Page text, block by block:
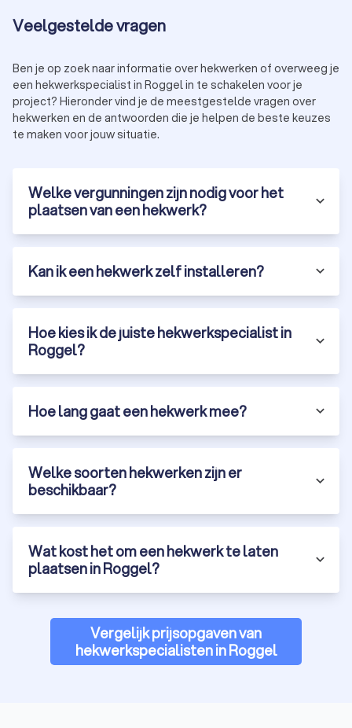
realiseren met vakmanschap en expertise. Vraag vandaag
vind de hekwerkspecialist die bij jou past.
Veelgestelde vragen
Ben je op zoek naar informatie over hekwerken of overweeg je
een hekwerkspecialist in Roggel in te schakelen voor je
project? Hieronder vind je de meestgestelde vragen over
hekwerken en de antwoorden die je helpen de beste keuzes
te maken voor jouw situatie.
Welke vergunningen zijn nodig voor het
plaatsen van een hekwerk?
Kan ik een hekwerk zelf installeren?
Hoe kies ik de juiste hekwerkspecialist in
Roggel?
Hoe lang gaat een hekwerk mee?
Welke soorten hekwerken zijn er
beschikbaar?
Wat kost het om een hekwerk te laten
plaatsen in Roggel?
Vergelijk prijsopgaven van
hekwerkspecialisten in Roggel